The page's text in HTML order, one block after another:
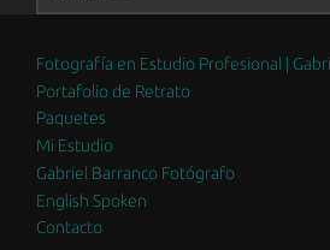
Fotografía en Estudio Profesional |
Portafolio de Retrato
Paquetes
Mi Estudio
Gabriel Barranco Fotógrafo
English Spoken
Contacto